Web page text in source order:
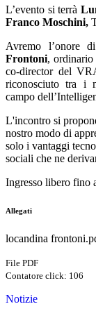
L’evento si terrà
Franco Moschini,
Avremo l’onore
Frontoni, ordinario
co-director del
riconosciuto tra i
campo
L'incontro si
nostro modo di
solo i vantaggi
sociali che ne
Ingresso libero fino
Allegati
locandina
File PDF
Contatore click: 106
Notizie